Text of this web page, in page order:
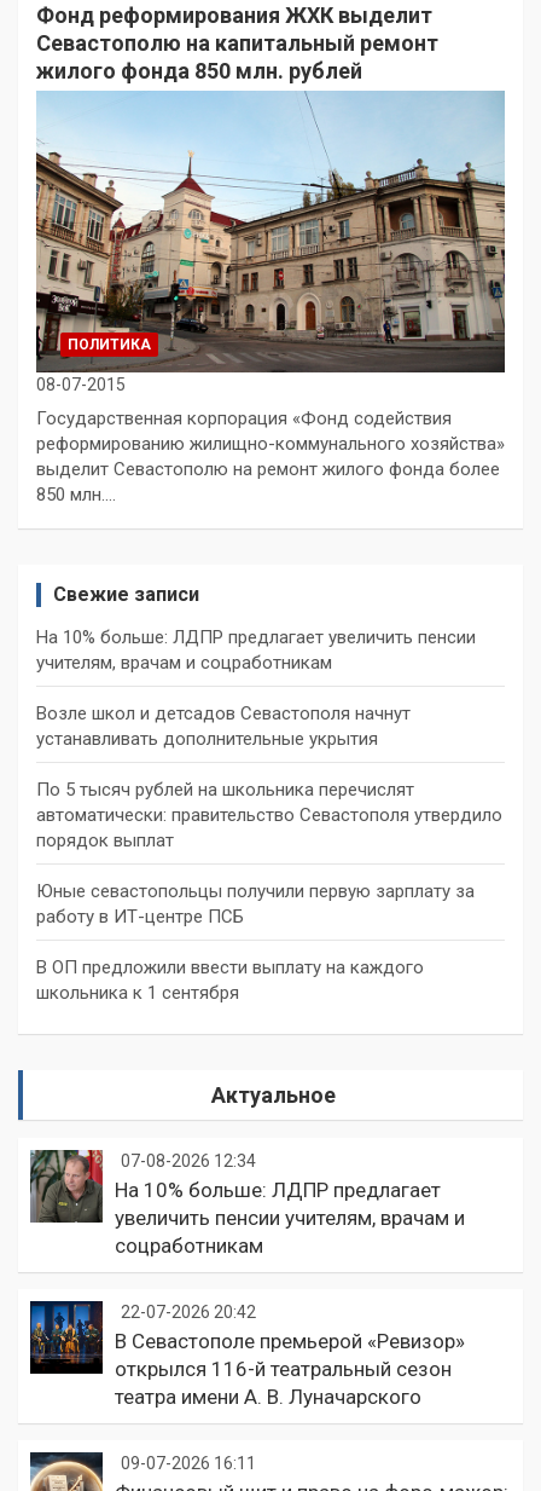
Фонд реформирования ЖХК выделит
Севастополю на капитальный ремонт
жилого фонда 850 млн. рублей
ПОЛИТИКА
08-07-2015
Государственная корпорация «Фонд содействия
реформированию жилищно-коммунального хозяйства»
выделит Севастополю на ремонт жилого фонда более
850 млн.…
Свежие записи
На 10% больше: ЛДПР предлагает увеличить пенсии
учителям, врачам и соцработникам
Возле школ и детсадов Севастополя начнут
устанавливать дополнительные укрытия
По 5 тысяч рублей на школьника перечислят
автоматически: правительство Севастополя утвердило
порядок выплат
Юные севастопольцы получили первую зарплату за
работу в ИТ-центре ПСБ
В ОП предложили ввести выплату на каждого
школьника к 1 сентября
Актуальное
07-08-2026 12:34
На 10% больше: ЛДПР предлагает
увеличить пенсии учителям, врачам и
соцработникам
22-07-2026 20:42
В Севастополе премьерой «Ревизор»
открылся 116-й театральный сезон
театра имени А. В. Луначарского
09-07-2026 16:11